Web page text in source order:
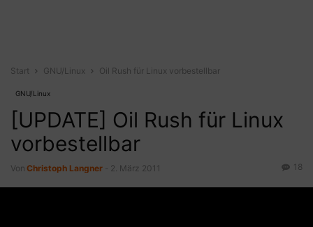
Start GNU/Linux Oil Rush für Linux vorbestellbar
GNU/Linux
[UPDATE] Oil Rush für Linux
vorbestellbar
Von Christoph Langner 2. März 2011 18